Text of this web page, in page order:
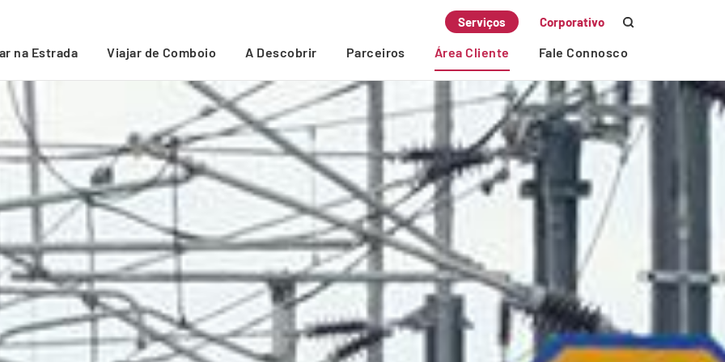
Serviços Corporativo
na Estrada Viajar de Comboio A Descobrir Parceiros Área Cliente Fale Connosco